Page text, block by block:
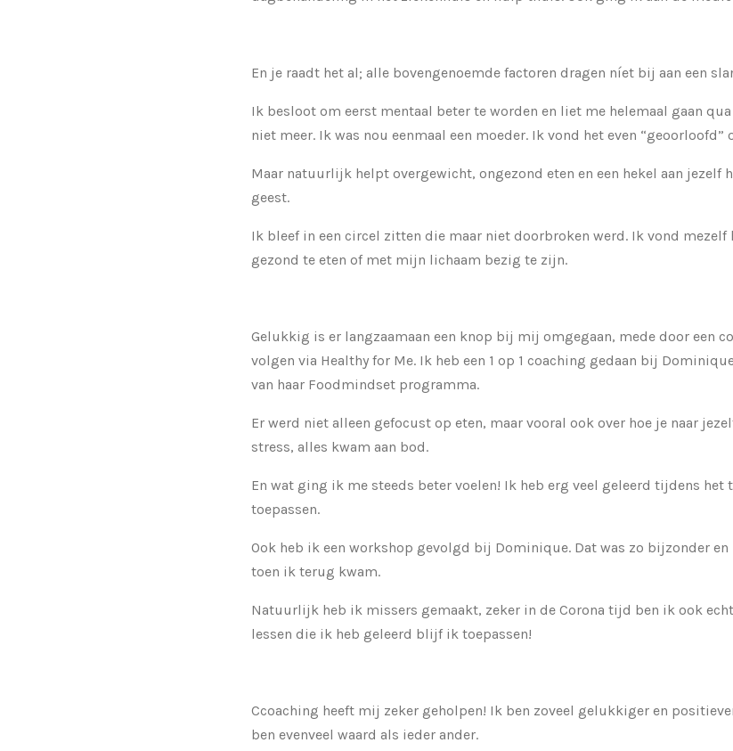
En je raadt het al; alle bovengenoemde factoren dragen níet bij aan een
Ik besloot om eerst mentaal beter te worden en liet me helemaal gaan
niet meer. Ik was nou eenmaal een moeder. Ik vond het even
Maar natuurlijk helpt overgewicht, ongezond eten en een hekel aan jezelf
geest.
Ik bleef in een circel zitten die maar niet doorbroken werd. Ik vond
gezond te eten of met mijn lichaam bezig te zijn.
Gelukkig is er langzaamaan een knop bij mij omgegaan, mede door een
volgen via Healthy for Me. Ik heb een 1 op 1 coaching gedaan bij
van haar Foodmindset programma.
Er werd niet alleen gefocust op eten, maar vooral ook over hoe je naar
stress, alles kwam aan bod.
En wat ging ik me steeds beter voelen! Ik heb erg veel geleerd tijdens het
toepassen.
Ook heb ik een workshop gevolgd bij Dominique. Dat was zo bijzonder
toen ik terug kwam.
Natuurlijk heb ik missers gemaakt, zeker in de Corona tijd ben ik ook
lessen die ik heb geleerd blijf ik toepassen!
Ccoaching heeft mij zeker geholpen! Ik ben zoveel gelukkiger en
ben evenveel waard als ieder ander.